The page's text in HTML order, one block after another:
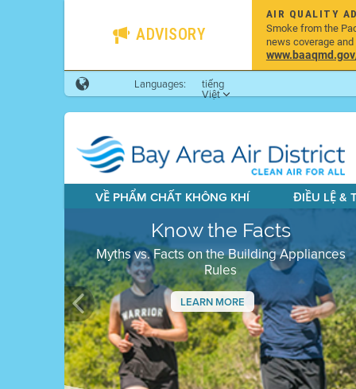
ADVISORY
AIR QUALITY
Smoke from the
news coverage
Languages:
tiếng
Việt
VỀ PHẨM CHẤT KHÔNG KHÍ ĐIỀU LỆ &
Know the Facts
Myths vs. Facts on the Building Appliances
Rules
LEARN MORE
Previous